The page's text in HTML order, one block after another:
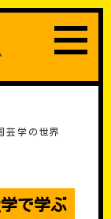
芸学の世界
で学ぶ